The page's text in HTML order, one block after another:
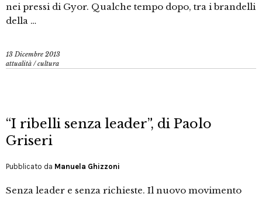
nei pressi di Gyor. Qualche tempo dopo, tra i brandelli
della …
13 Dicembre 2013
attualità /cultura
“I ribelli senza leader”, di Paolo
Griseri
Pubblicato da Manuela Ghizzoni
Senza leader e senza richieste. Il nuovo movimento